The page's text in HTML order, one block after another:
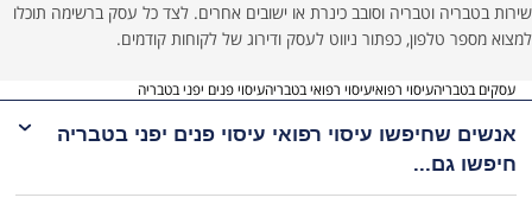
עסקים בטבריהעיסוי רפואיעיסוי רפואי בטבריהעיסוי פנים יפני בטבריה
שירות בטבריה וטבריה וסובב כינרת או ישובים אחרים. לצד כל עסק ברשימה תוכלו
למצוא מספר טלפון, כפתור ניווט לעסק ודירוג של לקוחות קודמים.
אנשים שחיפשו עיסוי רפואי עיסוי פנים יפני בטבריה
חיפשו גם...